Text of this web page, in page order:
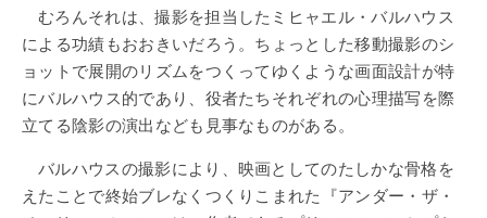
むろんそれは、撮影を担当したミヒャエル・バルハウス
による功績もおおきいだろう。ちょっとした移動撮影のシ
ョットで展開のリズムをつくってゆくような画面設計が特
にバルハウス的であり、役者たちそれぞれの心理描写を際
立てる陰影の演出なども見事なものがある。
バルハウスの撮影により、映画としてのたしかな骨格を
えたことで終始ブレなくつくりこまれた『アンダー・ザ・